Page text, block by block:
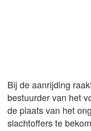
Bij de aanrijding
bestuurder van het
de plaats van het
slachtoffers te